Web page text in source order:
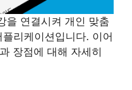
을 연결시켜 개인 맞춤
리케이션입니다. 이어
장점에 대해 자세히